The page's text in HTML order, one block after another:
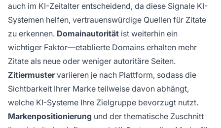
auch im KI-Zeitalter entscheidend, da diese Signale KI-
Systemen helfen, vertrauenswürdige Quellen für Zitate
zu erkennen. Domainautorität ist weiterhin ein
wichtiger Faktor—etablierte Domains erhalten mehr
Zitate als neue oder weniger autoritäre Seiten.
Zitiermustervariieren je nach Plattform, sodass die
Sichtbarkeit Ihrer Marke teilweise davon abhängt,
welche KI-Systeme Ihre Zielgruppe bevorzugt nutzt.
Markenpositionierung und der thematische Zuschnitt